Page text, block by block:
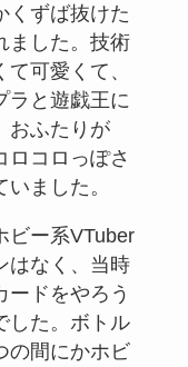
くずば抜けた
ました。技術
可愛くて、
ラと遊戯王に
おふたりが
ロコロっぽさ
ました。
ビー系VTuber
はなく、当時
ードをやろう
した。ボトル
の間にかホビ